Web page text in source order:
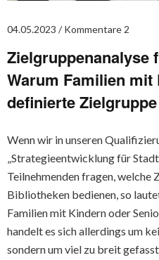
04.05.2023 Kommentare 2
Zielgruppenanalyse
Warum Familien
definierte
Wenn wir in unseren
„Strategieentwicklung für
Teilnehmenden fragen, welche
Bibliotheken bedienen, so
Familien mit Kindern oder
handelt es sich allerdings um
sondern um viel zu breit